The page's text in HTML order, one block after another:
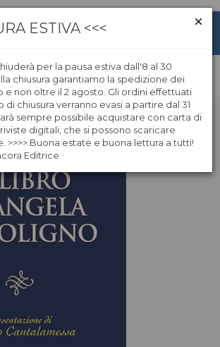
ESTIVA <<<
per la pausa estiva dall'8 al 30
chiusura garantiamo la spedizione dei
e non oltre il 2 agosto. Gli ordini effettuati
chiusura verranno evasi a partire dal 31
sempre possibile acquistare con carta di
digitali, che si possono scaricare
>>>> Buona estate e buona lettura a tutti!
Editrice